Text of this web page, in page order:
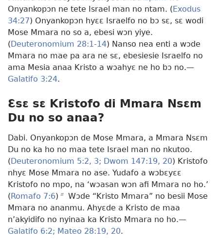
Onyankopɔn ne tete Israel man no ntam. (Exodus
34:27) Onyankopɔn hyɛɛ Israelfo no bɔ sɛ, sɛ wodi
Mose Mmara no so a, ebesi wɔn yiye.
(Deuteronomium 28:1-14) Nanso nea enti a wɔde
Mmara no mae pa ara ne sɛ, ebesiesie Israelfo no
ama Mesia anaa Kristo a wɔahyɛ ne ho bɔ no.—
Galatifo 3:24.
Ɛsɛ sɛ Kristofo di Mmara Nsɛm
Du no so anaa?
Dabi. Onyankopɔn de Mose Mmara, a Mmara Nsɛm
Du no ka ho no maa tete Israel man no nkutoo.
(Deuteronomium 5:2, 3; Dwom 147:19, 20) Kristofo
nhyɛ Mose Mmara no ase. Yudafo a wɔbɛyɛɛ
Kristofo no mpo, na ‘wɔasan wɔn afi Mmara no ho.’
(Romafo 7:6) b Wɔde “Kristo Mmara” no besii Mose
Mmara no ananmu. Ahyɛde a Kristo de maa
n’akyidifo no nyinaa ka Kristo Mmara no ho.—
Galatifo 6:2; Mateo 28:19, 20.